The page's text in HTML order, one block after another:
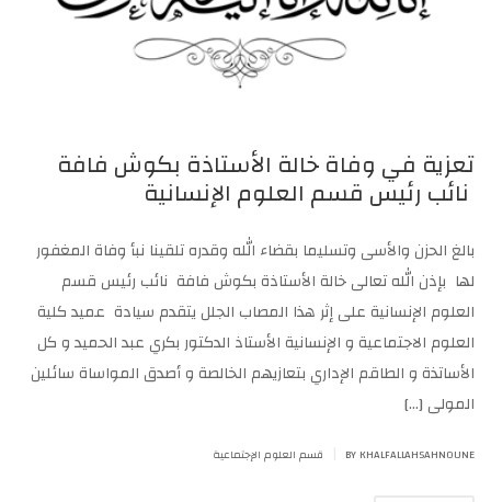
تعزية في وفاة خالة الأستاذة بكوش فافة
نائب رئيس قسم العلوم الإنسانية
بالغ الحزن والأسى وتسليما بقضاء الله وقدره تلقينا نبأ وفاة المغفور
لها بإذن الله تعالى خالة الأستاذة بكوش فافة نائب رئيس قسم
العلوم الإنسانية على إثر هذا المصاب الجلل يتقدم سيادة عميد كلية
العلوم الاجتماعية و الإنسانية الأستاذ الدكتور بكري عبد الحميد و كل
الأساتذة و الطاقم الإداري بتعازيهم الخالصة و أصدق المواساة سائلين
المولى […]
BY KHALFALLAHSAHNOUNE قسم العلوم الإجتماعية